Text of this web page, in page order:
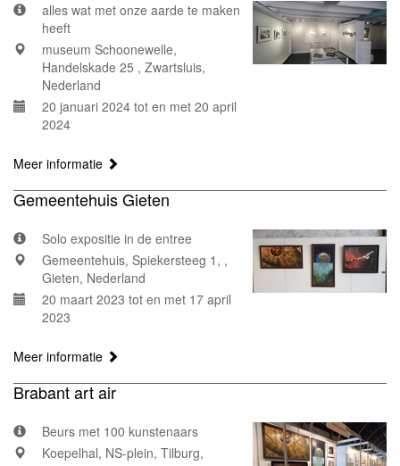
alles wat met onze aarde te maken
heeft
museum Schoonewelle,
Handelskade 25 , Zwartsluis,
Nederland
20 januari 2024 tot en met 20 april
2024
Meer informatie
Gemeentehuis Gieten
Solo expositie in de entree
Gemeentehuis, Spiekersteeg 1, ,
Gieten, Nederland
20 maart 2023 tot en met 17 april
2023
Meer informatie
Brabant art air
Beurs met 100 kunstenaars
Koepelhal, NS-plein, Tilburg,